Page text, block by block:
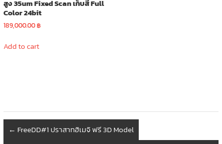
สูง 35um Fixed Scan เก็บสี Full
Color 24bit
189,000.00฿
Add to cart
← FreeDD#1 ปราสาทฮิเมจิ ฟรี 3D Model